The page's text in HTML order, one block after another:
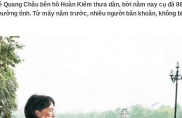
Quang Châu bên hồ Hoàn Kiếm thưa dần, bởi năm nay cụ đã
tình. Từ mấy năm trước, nhiều người băn khoăn, không